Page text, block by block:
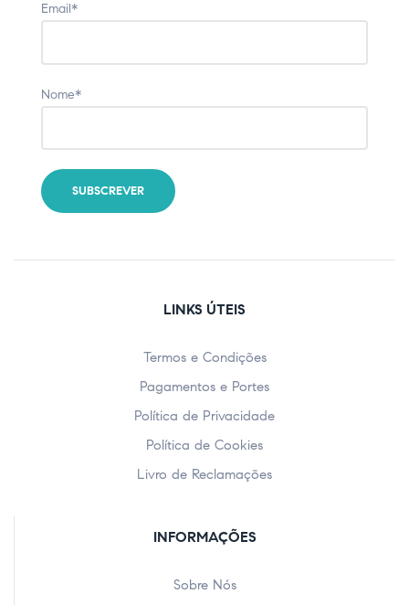
Email*
Nome*
LINKS ÚTEIS
Termos e Condições
Pagamentos e Portes
Política de Privacidade
Política de Cookies
Livro de Reclamações
INFORMAÇÕES
Sobre Nós